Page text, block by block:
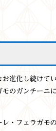
進化し続けて
モのガンチーニ
レ・フェラガモ